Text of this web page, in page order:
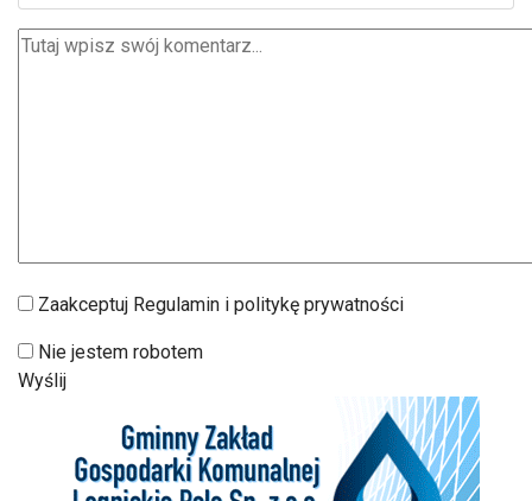
Zaakceptuj Regulamin i politykę prywatności
Nie jestem robotem
Wyślij